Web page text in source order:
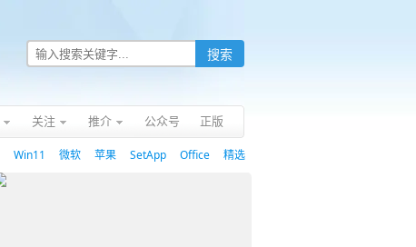
关注 推介 公众号 正版
Win11 微软 苹果 SetApp Office 精选